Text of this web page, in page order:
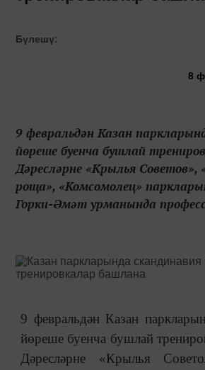
Бүлешү:
8
9 февральдән Казан
йөреше буенча бушлай
Дәресләрне «Крылья Советов»,
роща», «Комсомолец»
Горки-Әмәт урманында
9 февральдән Казан
йөреше буенча бушлай
Дәресләрне «Крылья